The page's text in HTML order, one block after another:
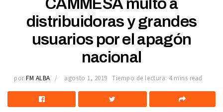
CAMMESA multó a
distribuidoras y grandes
usuarios por el apagón
nacional
por FM ALBA agosto 1, 2019 Tiempo de lectura: 4 mins read